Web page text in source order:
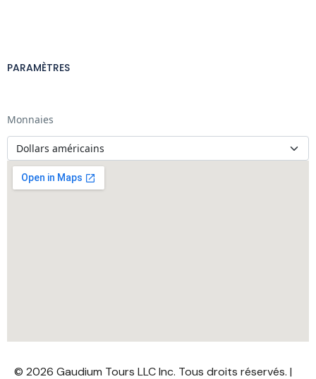
PARAMÈTRES
Monnaies
© 2026 Gaudium Tours LLC Inc. Tous droits réservés. |